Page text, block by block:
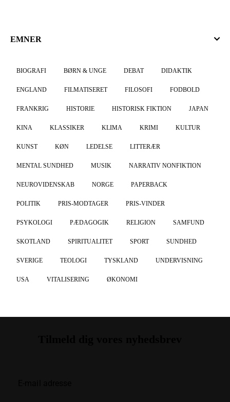
EMNER
BIOGRAFI BØRN & UNGE DEBAT DIDAKTIK
ENGLAND FILMATISERET FILOSOFI FODBOLD
FRANKRIG HISTORIE HISTORISK FIKTION JAPAN
KINA KLASSIKER KLIMA KRIMI KULTUR
KUNST KØN LEDELSE LITTERÆR
MENTAL SUNDHED MUSIK NARRATIV NONFIKTION
NEUROVIDENSKAB NORGE PAPERBACK
POLITIK PRIS-MODTAGER PRIS-VINDER
PSYKOLOGI PÆDAGOGIK RELIGION SAMFUND
SKOTLAND SPIRITUALITET SPORT SUNDHED
SVERIGE TEOLOGI TYSKLAND UNDERVISNING
USA VITALISERING ØKONOMI